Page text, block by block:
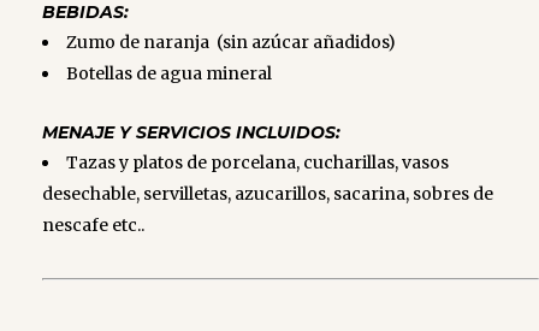
BEBIDAS:
Zumo de naranja (sin azúcar añadidos)
Botellas de agua mineral
MENAJE Y SERVICIOS INCLUIDOS:
Tazas y platos de porcelana, cucharillas, vasos
desechable, servilletas, azucarillos, sacarina, sobres de
nescafe etc..